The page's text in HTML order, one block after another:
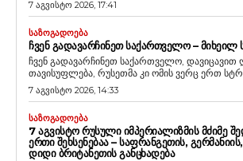
7 აგვისტო 2026, 17:41
ᲡᲐᲖᲝᲒᲐᲓᲝᲔᲑᲐ
ᲩᲕᲔᲜ ᲒᲐᲓᲐᲕᲐᲠᲩᲘᲜᲔᲗ ᲡᲐᲥᲐᲠᲗᲕᲔᲚᲝ – ᲛᲘᲮᲔᲘᲚ
ჩვენ გადავარჩინეთ საქართველო, დავიცავით
თავისუფლება, რუსეთმა კი ომის ვერც ერთ
7 აგვისტო 2026, 14:33
ᲡᲐᲖᲝᲒᲐᲓᲝᲔᲑᲐ
7 ᲐᲒᲕᲘᲡᲢᲝ ᲠᲣᲡᲣᲚᲘ ᲘᲛᲞᲔᲠᲘᲐᲚᲘᲖᲛᲘᲡ ᲛᲫᲘᲛᲔ
ᲔᲠᲗᲘ ᲨᲔᲮᲡᲔᲜᲔᲑᲐᲐ – ᲡᲐᲤᲠᲐᲜᲒᲔᲗᲘᲡ,
ᲓᲘᲓᲘ ᲑᲠᲘᲢᲐᲜᲔᲗᲘᲡ ᲒᲐᲜᲪᲮᲐᲓᲔᲑᲐ